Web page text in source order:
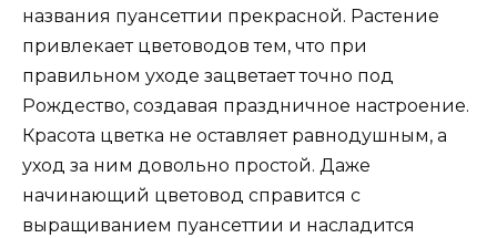
названия пуансеттии прекрасной. Растение
привлекает цветоводов тем, что при
правильном уходе зацветает точно под
Рождество, создавая праздничное настроение.
Красота цветка не оставляет равнодушным, а
уход за ним довольно простой. Даже
начинающий цветовод справится с
выращиванием пуансеттии и насладится